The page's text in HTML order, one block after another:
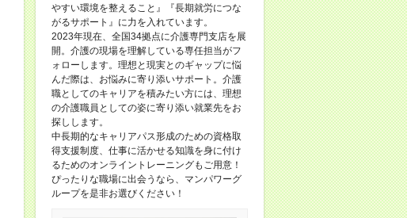
やすい環境を整えること』『長期就労につな
がるサポート』に力を入れています。
2023年現在、全国34拠点に介護専門支店を展
開。介護の現場を理解している専任担当がフ
ォローします。理想と現実とのギャップに悩
んだ際は、お悩みに寄り添いサポート。介護
職としてのキャリアを積みたい方には、理想
の介護職員としての姿に寄り添い就業先をお
探しします。
中長期的なキャリアパス形成のための資格取
得支援制度、仕事に活かせる知識を身に付け
るためのオンライントレーニングもご用意！
ぴったりな職場に出会うなら、マンパワーグ
ループを是非お選びください！